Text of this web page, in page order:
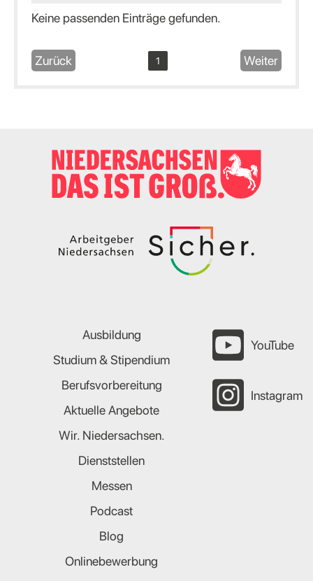
Keine passenden Einträge gefunden.
Zurück 1 Weiter
Ausbildung
Studium & Stipendium
Berufsvorbereitung
Aktuelle Angebote
Wir. Niedersachsen.
Dienststellen
Messen
Podcast
Blog
Onlinebewerbung
YouTube
Instagram